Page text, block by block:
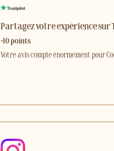
Partagez votre expérience
+10 points
Votre avis compte énormément pour